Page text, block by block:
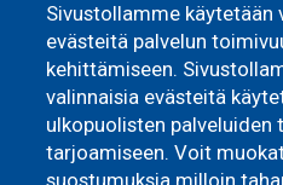
Sivustollamme
evästeitä palvelun
kehittämiseen.
valinnaisia evästeitä
ulkopuolisten palveluiden
tarjoamiseen. Voit